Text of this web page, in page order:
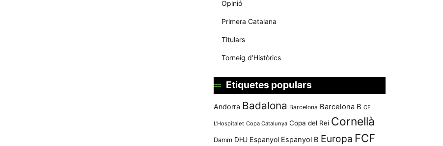
Opinió
Primera Catalana
Titulars
Torneig d’Històrics
Etiquetes populars
Andorra Badalona Barcelona Barcelona B CE
L'Hospitalet Copa Catalunya Copa del Rei Cornellà
Damm DHJ Espanyol Espanyol B Europa FCF